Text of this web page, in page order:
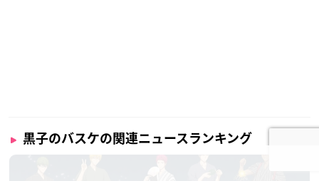
黒子のバスケの関連ニュースランキング